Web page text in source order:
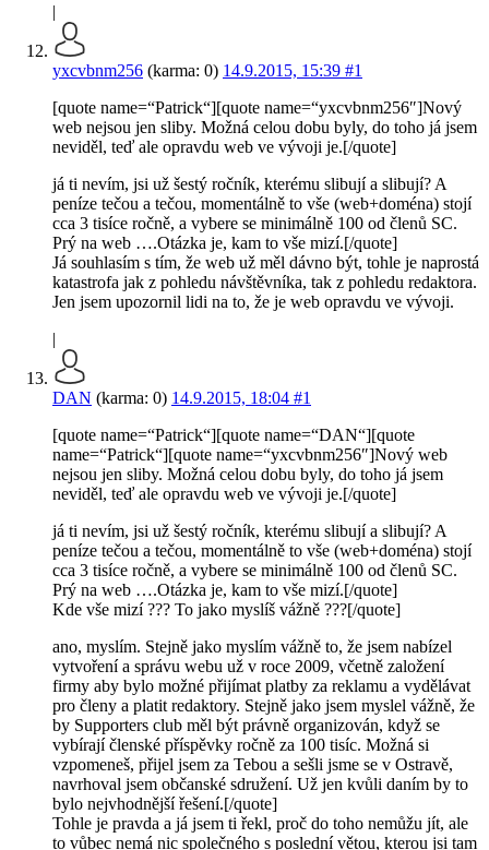
|
yxcvbnm256 (karma: 0) 14.9.2015, 15:39 #1
[quote name=“Patrick“][quote name=“yxcvbnm256″]Nový
web nejsou jen sliby. Možná celou dobu byly, do toho já jsem
neviděl, teď ale opravdu web ve vývoji je.[/quote]
já ti nevím, jsi už šestý ročník, kterému slibují a slibují? A
peníze tečou a tečou, momentálně to vše (web+doména) stojí
cca 3 tisíce ročně, a vybere se minimálně 100 od členů SC.
Prý na web ….Otázka je, kam to vše mizí.[/quote]
Já souhlasím s tím, že web už měl dávno být, tohle je naprostá
katastrofa jak z pohledu návštěvníka, tak z pohledu redaktora.
Jen jsem upozornil lidi na to, že je web opravdu ve vývoji.
|
DAN (karma: 0) 14.9.2015, 18:04 #1
[quote name=“Patrick“][quote name=“DAN“][quote
name=“Patrick“][quote name=“yxcvbnm256″]Nový web
nejsou jen sliby. Možná celou dobu byly, do toho já jsem
neviděl, teď ale opravdu web ve vývoji je.[/quote]
já ti nevím, jsi už šestý ročník, kterému slibují a slibují? A
peníze tečou a tečou, momentálně to vše (web+doména) stojí
cca 3 tisíce ročně, a vybere se minimálně 100 od členů SC.
Prý na web ….Otázka je, kam to vše mizí.[/quote]
Kde vše mizí ??? To jako myslíš vážně ???[/quote]
ano, myslím. Stejně jako myslím vážně to, že jsem nabízel
vytvoření a správu webu už v roce 2009, včetně založení
firmy aby bylo možné přijímat platby za reklamu a vydělávat
pro členy a platit redaktory. Stejně jako jsem myslel vážně, že
by Supporters club měl být právně organizován, když se
vybírají členské příspěvky ročně za 100 tisíc. Možná si
vzpomeneš, přijel jsem za Tebou a sešli jsme se v Ostravě,
navrhoval jsem občanské sdružení. Už jen kvůli daním by to
bylo nejvhodnější řešení.[/quote]
Tohle je pravda a já jsem ti řekl, proč do toho nemůžu jít, ale
to vůbec nemá nic společného s poslední větou, kterou jsi tam